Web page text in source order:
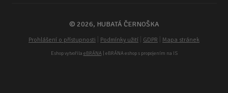
© 2026, HUBATÁ ČERNOŠKA
Prohlášení o přístupnosti Podmínky užití GDPR Mapa stránek
Eshop vytvořila eBRÁNA| eBRÁNA eshop s propojením na IS